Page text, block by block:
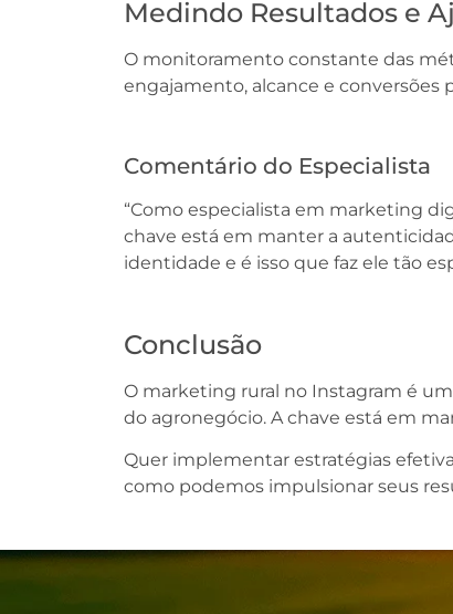
Medindo Resultados e
O monitoramento constante das
engajamento, alcance e conversões
Comentário do Especialista
“Como especialista em marketing
chave está em manter a
identidade e é isso que faz ele tão
Conclusão
O marketing rural no Instagram é
do agronegócio. A chave está em
Quer implementar estratégias
como podemos impulsionar seus